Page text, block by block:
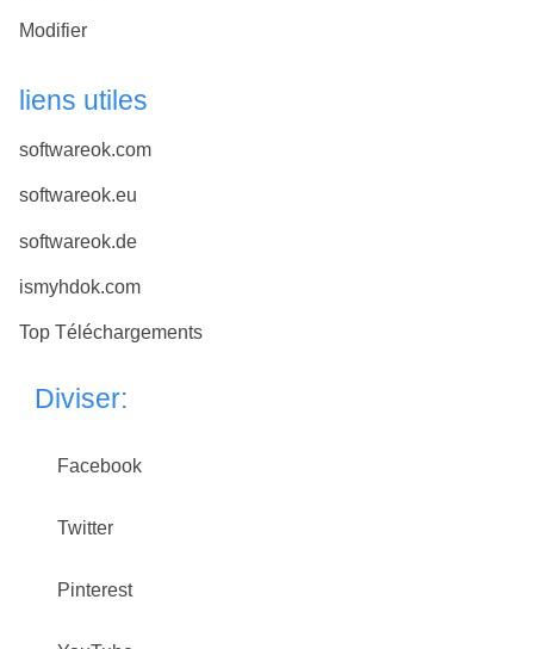
Modifier
liens utiles
softwareok.com
softwareok.eu
softwareok.de
ismyhdok.com
Top Téléchargements
Diviser:
Facebook
Twitter
Pinterest